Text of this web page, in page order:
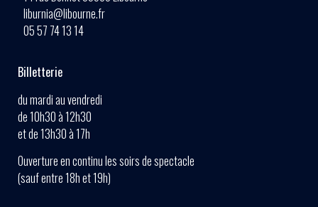
liburnia@libourne.fr
05 57 74 13 14
Billetterie
du mardi au vendredi
de 10h30 à 12h30
et de 13h30 à 17h
Ouverture en continu les soirs de spectacle
(sauf entre 18h et 19h)